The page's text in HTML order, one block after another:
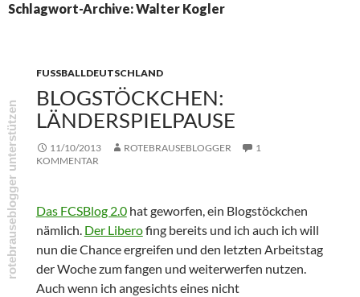
Schlagwort-Archive: Walter Kogler
FUSSBALLDEUTSCHLAND
BLOGSTÖCKCHEN:
LÄNDERSPIELPAUSE
11/10/2013 ROTEBRAUSEBLOGGER
1
KOMMENTAR
Das FCSBlog 2.0hat geworfen, ein Blogstöckchen
nämlich. Der Liberofing bereits und ich auch ich will
nun die Chance ergreifen und den letzten Arbeitstag
der Woche zum fangen und weiterwerfen nutzen.
Auch wenn ich angesichts eines nicht
rotebrauseblogger unterstützen